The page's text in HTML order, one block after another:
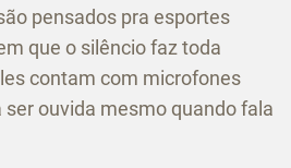
pensados pra esportes
que o silêncio faz toda
contam com microfones
ouvida mesmo quando fala